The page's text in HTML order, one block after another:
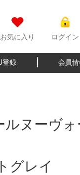
お気に入り ログイン
登録 会員情
ルヌーヴ
グレイ